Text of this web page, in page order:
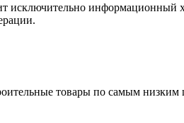
информационный
товары по самым низким